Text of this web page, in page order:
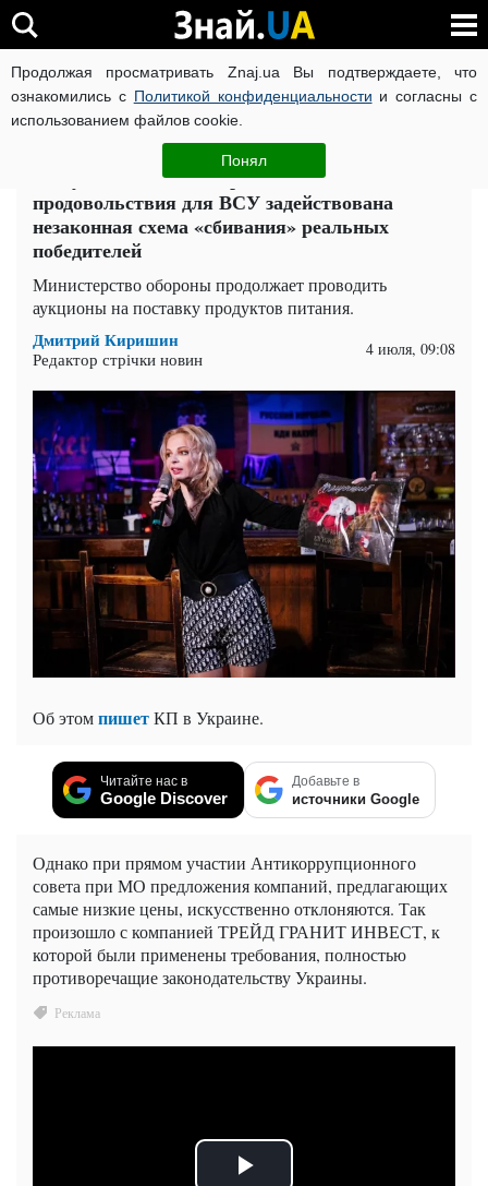
Продолжая просматривать Znaj.ua Вы подтверждаете, что
ознакомились с Политикой конфиденциальности и согласны с
использованием файлов cookie.
Понял
ВОЙНА РОССИИ ПРОТИВ УКРАИНЫ КОРОНАВИРУС В
Компромат ЧИТАТИ УКРАЇНСЬКОЮ
На аукционах Минобороны по поставке
продовольствия для ВСУ задействована
незаконная схема «сбивания» реальных
победителей
Министерство обороны продолжает проводить
аукционы на поставку продуктов питания.
Дмитрий Киришин
Редактор стрічки новин 4 июля, 09:08
Об этомпишетКП в Украине.
Читайте нас в
Google Discover
Добавьте в
источники Google
Однако при прямом участии Антикоррупционного
совета при МО предложения компаний, предлагающих
самые низкие цены, искусственно отклоняются. Так
произошло с компанией ТРЕЙД ГРАНИТ ИНВЕСТ, к
которой были применены требования, полностью
противоречащие законодательству Украины.